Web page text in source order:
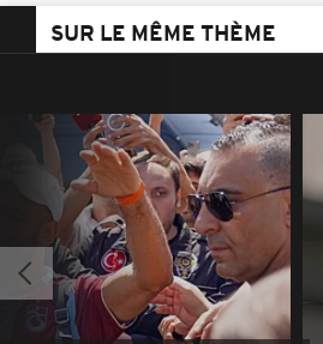
SUR LE MÊME THÈME